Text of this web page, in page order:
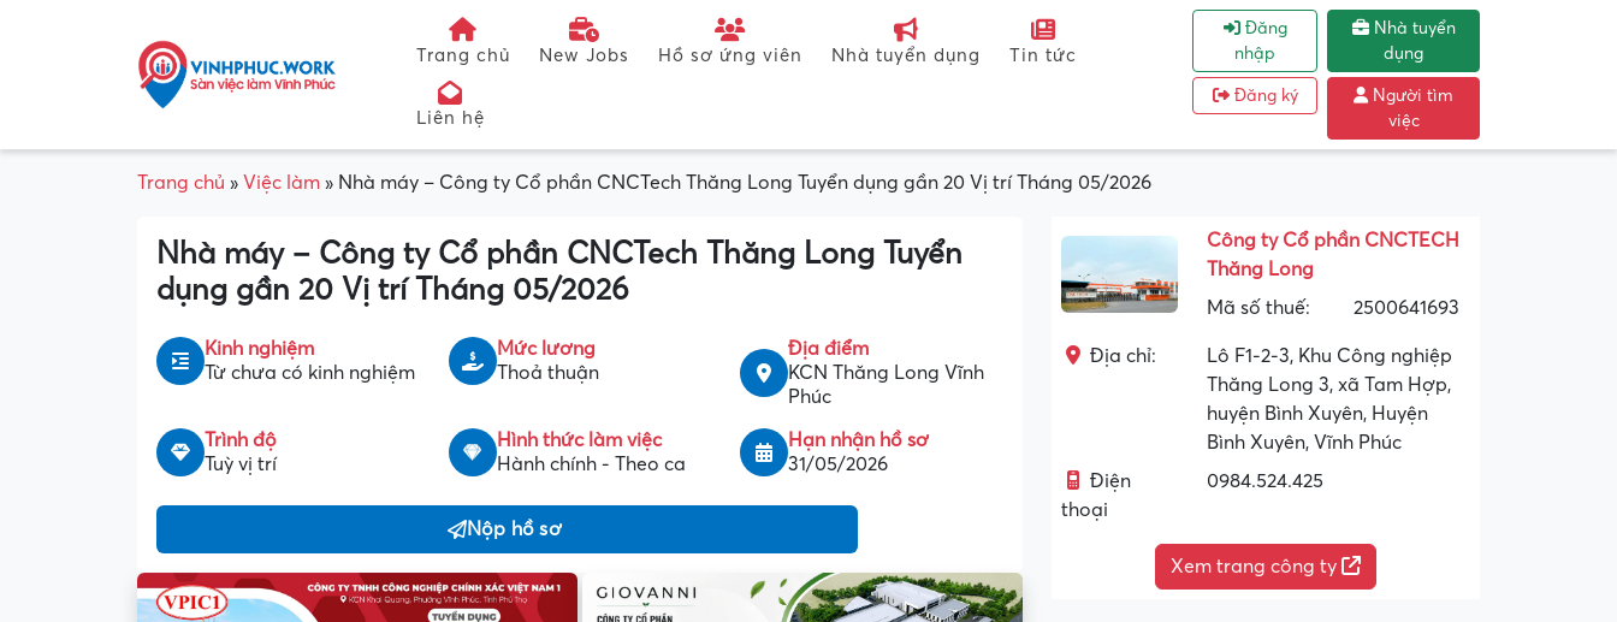
Trang chủ New Jobs Hồ sơ ứng viên Nhà tuyển dụng Tin tức
Liên hệ
Đăng
nhập
Đăng ký
Nhà tuyển
dụng
Người tìm
việc
Trang chủ » Việc làm » Nhà máy – Công ty Cổ phần CNCTech Thăng Long Tuyển dụng gần 20 Vị trí Tháng 05/2026
Nhà máy – Công ty Cổ phần CNCTech Thăng Long Tuyển
dụng gần 20 Vị trí Tháng 05/2026
Kinh nghiệm
Từ chưa có kinh nghiệm
Mức lương
Thoả thuận
Địa điểm
KCN Thăng Long Vĩnh
Phúc
Trình độ
Tuỳ vị trí
Hình thức làm việc
Hành chính - Theo ca
Hạn nhận hồ sơ
31/05/2026
Nộp hồ sơ
Công ty Cổ phần CNCTECH
Thăng Long
Mã số thuế:
2500641693
Địa chỉ:
Lô F1-2-3, Khu Công nghiệp
Thăng Long 3, xã Tam Hợp,
huyện Bình Xuyên, Huyện
Bình Xuyên, Vĩnh Phúc
Điện
thoại
0984.524.425
Xem trang công ty